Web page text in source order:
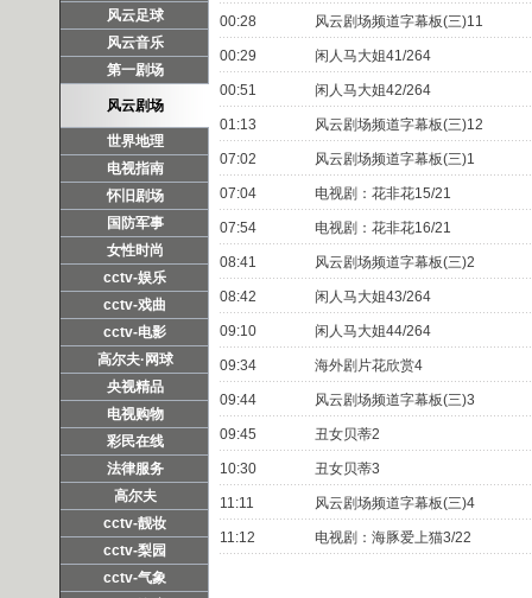
风云足球
风云音乐
第一剧场
风云剧场
世界地理
电视指南
怀旧剧场
国防军事
女性时尚
cctv-娱乐
cctv-戏曲
cctv-电影
高尔夫·网球
央视精品
电视购物
彩民在线
法律服务
高尔夫
cctv-靓妆
cctv-梨园
cctv-气象
00:28 风云剧场频道字幕板(三)11
00:29 闲人马大姐41/264
00:51 闲人马大姐42/264
01:13 风云剧场频道字幕板(三)12
07:02 风云剧场频道字幕板(三)1
07:04 电视剧：花非花15/21
07:54 电视剧：花非花16/21
08:41 风云剧场频道字幕板(三)2
08:42 闲人马大姐43/264
09:10 闲人马大姐44/264
09:34 海外剧片花欣赏4
09:44 风云剧场频道字幕板(三)3
09:45 丑女贝蒂2
10:30 丑女贝蒂3
11:11 风云剧场频道字幕板(三)4
11:12 电视剧：海豚爱上猫3/22